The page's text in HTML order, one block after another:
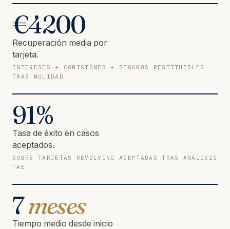
€4200
Recuperación media por
tarjeta.
INTERESES + COMISIONES + SEGUROS RESTITUIBLES
TRAS NULIDAD
91%
Tasa de éxito en casos
aceptados.
SOBRE TARJETAS REVOLVING ACEPTADAS TRAS ANÁLISIS
TAE
7meses
Tiempo medio desde inicio